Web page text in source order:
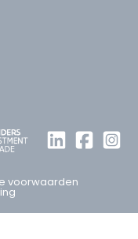
voorwaarden